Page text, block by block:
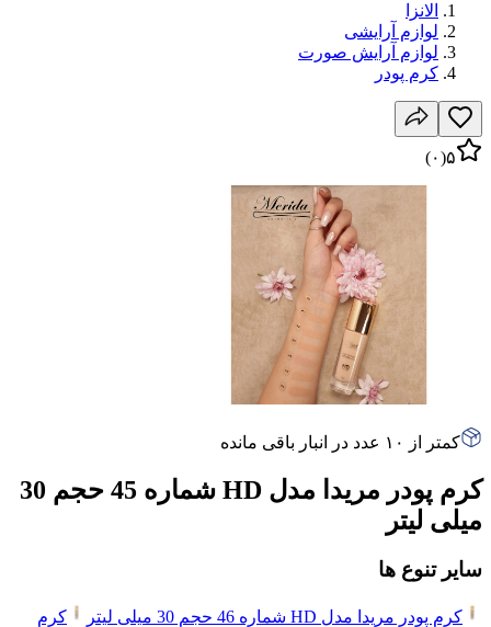
الانزا
لوازم آرایشی
لوازم آرایش صورت
کرم پودر
۵(۰)
کمتر از ۱۰ عدد در انبار باقی مانده
کرم پودر مریدا مدل HD شماره 45 حجم 30
میلی لیتر
سایر تنوع ها
کرم پودر مریدا مدل HD شماره 46 حجم 30 میلی لیتر
کرم